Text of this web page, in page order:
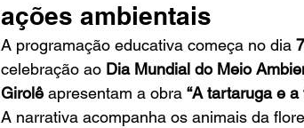
ações ambientais
A programação educativa começa no dia
celebração ao Dia Mundial do Meio
Girolê apresentam a obra “A tartaruga e a
A narrativa acompanha os animais da